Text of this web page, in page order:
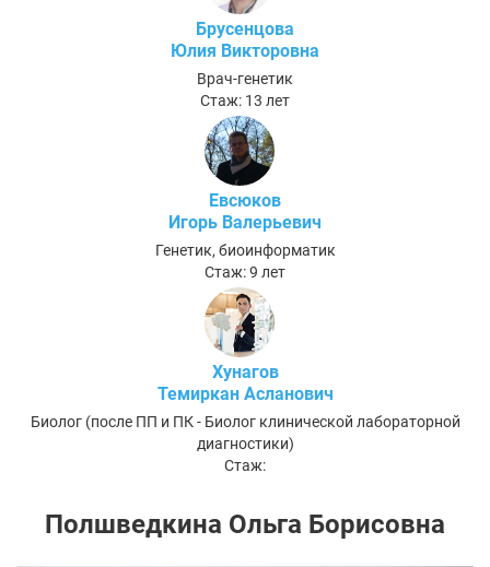
Брусенцова
Юлия Викторовна
Врач-генетик
Стаж: 13 лет
Евсюков
Игорь Валерьевич
Генетик, биоинформатик
Стаж: 9 лет
Хунагов
Темиркан Асланович
Биолог (после ПП и ПК - Биолог клинической лабораторной
диагностики)
Стаж:
Полшведкина Ольга Борисовна